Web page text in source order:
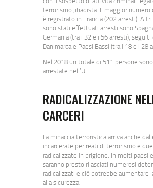
terrorismo jihadista. Il maggior numero
è registrato in Francia (202 arresti).
sono stati effettuati arresti sono
Germania (tra i 32 e i 56 arresti), seguiti
Danimarca e Paesi Bassi (tra i 18 e i 28
Nel 2018 un totale di 511 persone
arrestate nell’UE.
RADICALIZZAZIONE
CARCERI
La minaccia terroristica arriva anche
incarcerate per reati di terrorismo e
radicalizzate in prigione. In molti paesi
saranno presto rilasciati numerosi
radicalizzati e ciò potrebbe aumentare
alla sicurezza.